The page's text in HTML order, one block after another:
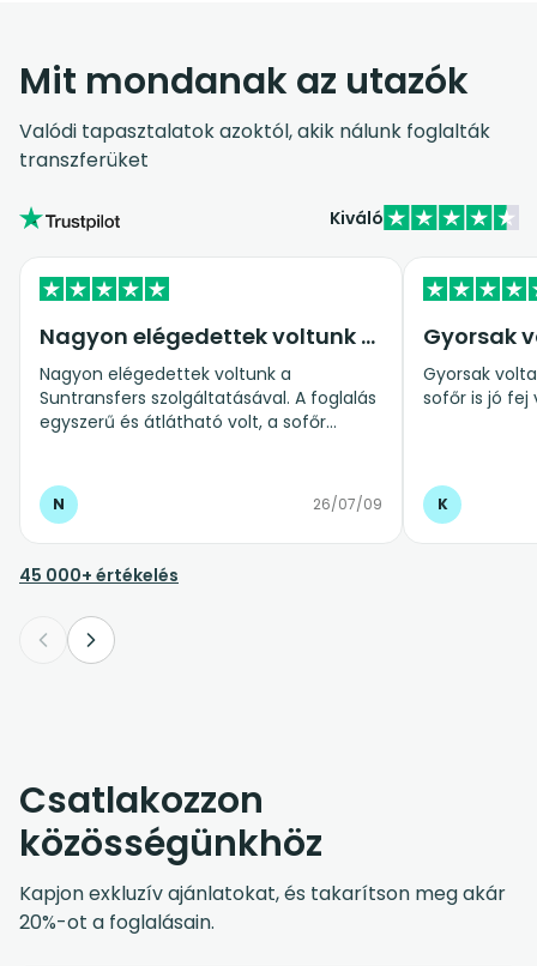
Mit mondanak az utazók
Valódi tapasztalatok azoktól, akik nálunk foglalták
transzferüket
Kiváló
Nagyon elégedettek voltunk a…
Nagyon elégedettek voltunk a
Suntransfers szolgáltatásával. A foglalás
egyszerű és átlátható volt, a sofőr
biztonságos volt, az egész reptéri
transzfer teljesen stresszmentesen
zajlott. Különösen jó érzés volt, hogy
érkezés után nem kellett taxit keresgélni
vagy szervezkedni, minden
gördülékenyen ment. Bátran ajánlom
mindenkinek, aki megbízható és profi
transzferszolgáltatást keres. ⭐⭐⭐⭐⭐
N 26/07/09
Gyorsak
Gyorsak
sofőr is jó fej
K
45 000+ értékelés
Csatlakozzon
közösségünkhöz
Kapjon exkluzív ajánlatokat, és takarítson meg akár
20%-ot a foglalásain.